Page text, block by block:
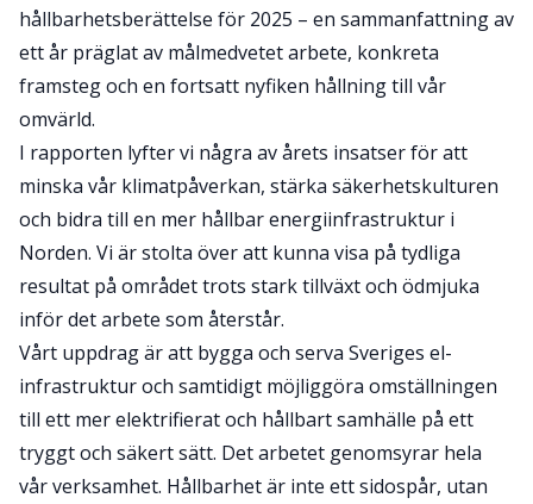
hållbarhetsberättelse för 2025 – en sammanfattning av
ett år präglat av målmedvetet arbete, konkreta
framsteg och en fortsatt nyfiken hållning till vår
omvärld.
I rapporten lyfter vi några av årets insatser för att
minska vår klimatpåverkan, stärka säkerhetskulturen
och bidra till en mer hållbar energiinfrastruktur i
Norden. Vi är stolta över att kunna visa på tydliga
resultat på området trots stark tillväxt och ödmjuka
inför det arbete som återstår.
Vårt uppdrag är att bygga och serva Sveriges el-
infrastruktur och samtidigt möjliggöra omställningen
till ett mer elektrifierat och hållbart samhälle på ett
tryggt och säkert sätt. Det arbetet genomsyrar hela
vår verksamhet. Hållbarhet är inte ett sidospår, utan